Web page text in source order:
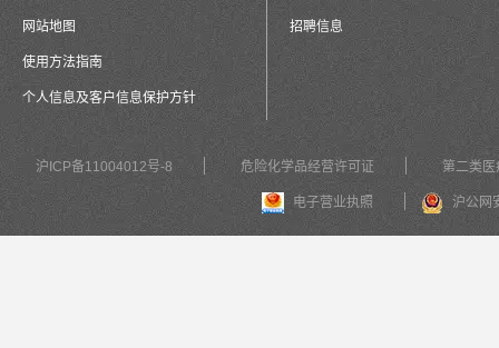
网站地图
使用方法指南
个人信息及客户信息保护方针
招聘信息
沪ICP备11004012号-8 危险化学品经营许可证 第二类医
电子营业执照 沪公网